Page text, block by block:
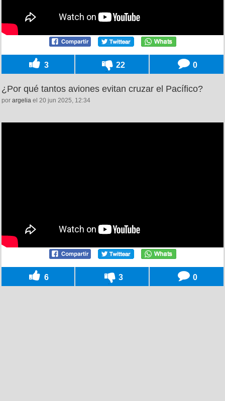
3 22 0
¿Por qué tantos aviones evitan cruzar el Pacífico?
por argelia el 20 jun 2025, 12:34
6 3 0